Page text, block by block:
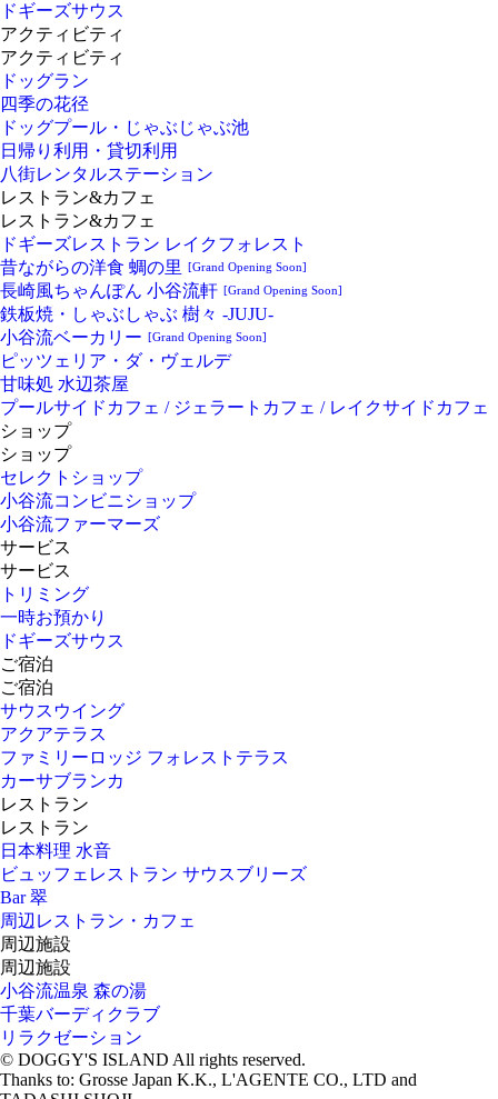
ドギーズサウス
アクティビティ
アクティビティ
ドッグラン
四季の花径
ドッグプール・じゃぶじゃぶ池
日帰り利用・貸切利用
八街レンタルステーション
レストラン&カフェ
レストラン&カフェ
ドギーズレストラン レイクフォレスト
昔ながらの洋食 蜩の里 [Grand Opening Soon]
長崎風ちゃんぽん 小谷流軒 [Grand Opening Soon]
鉄板焼・しゃぶしゃぶ 樹々 -JUJU-
小谷流ベーカリー [Grand Opening Soon]
ピッツェリア・ダ・ヴェルデ
甘味処 水辺茶屋
プールサイドカフェ / ジェラートカフェ / レイクサイドカフェ
ショップ
ショップ
セレクトショップ
小谷流コンビニショップ
小谷流ファーマーズ
サービス
サービス
トリミング
一時お預かり
ドギーズサウス
ご宿泊
ご宿泊
サウスウイング
アクアテラス
ファミリーロッジ フォレストテラス
カーサブランカ
レストラン
レストラン
日本料理 水音
ビュッフェレストラン サウスブリーズ
Bar 翠
周辺レストラン・カフェ
周辺施設
周辺施設
小谷流温泉 森の湯
千葉バーディクラブ
リラクゼーション
© DOGGY'S ISLAND All rights reserved.
Thanks to: Grosse Japan K.K., L'AGENTE CO., LTD and